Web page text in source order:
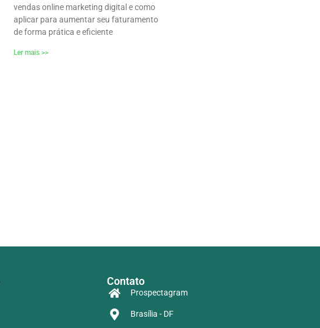
vendas online marketing digital e como
aplicar para aumentar seu faturamento
de forma prática e eficiente
Ler mais >>
Contato
Prospectagram
Brasília - DF